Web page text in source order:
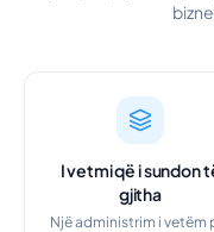
I vetmi që i sundon
gjitha
Një administrim i vetëm